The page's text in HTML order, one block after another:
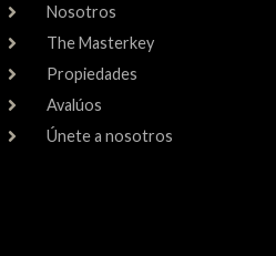
Nosotros
The Masterkey
Propiedades
Avalúos
Únete a nosotros